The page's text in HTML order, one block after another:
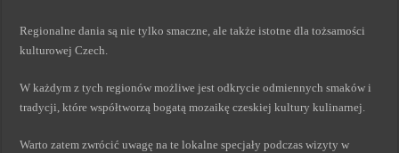
Regionalne dania są nie tylko smaczne, ale także istotne dla tożsamości
kulturowej Czech.
W każdym z tych regionów możliwe jest odkrycie odmiennych smaków i
tradycji, które współtworzą bogatą mozaikę czeskiej kultury kulinarnej.
Warto zatem zwrócić uwagę na te lokalne specjały podczas wizyty w